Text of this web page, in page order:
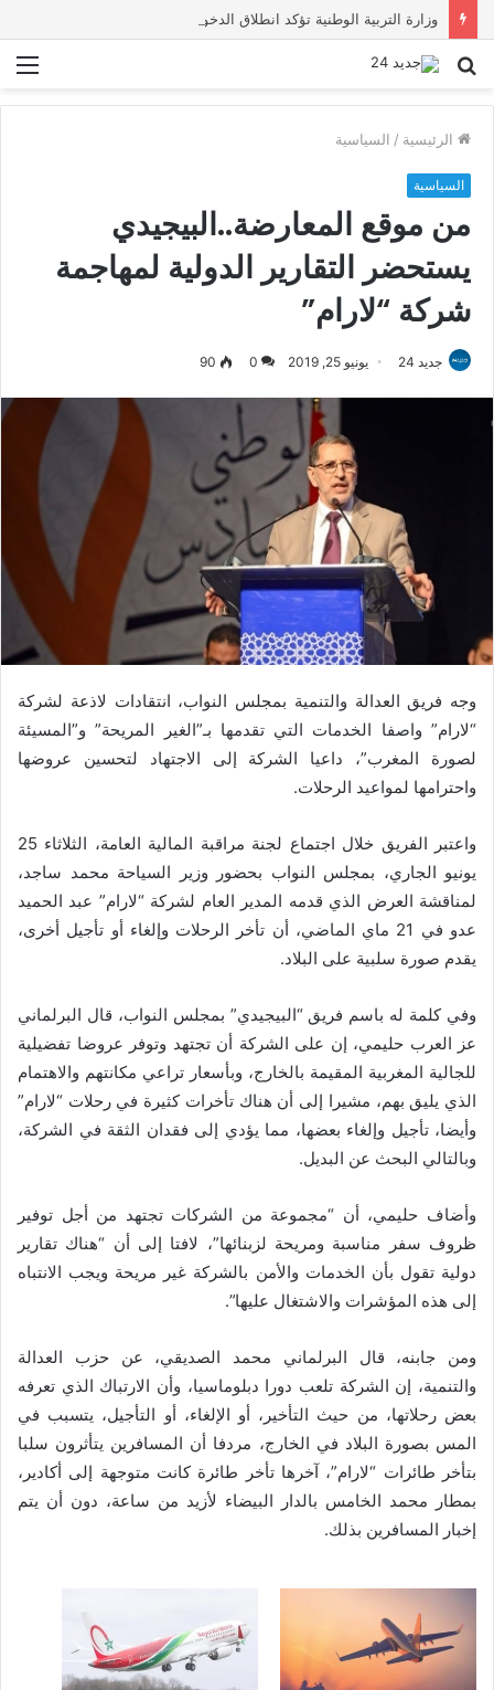
بحث
الرئيسية / السياسية
السياسية
من موقع المعارضة..البيجيدي
يستحضر التقارير الدولية لمهاجمة
شركة “لارام”
جديد 24 يونيو 25, 2019 0
90
وجه فريق العدالة والتنمية بمجلس النواب، انتقادات لاذعة لشركة
“لارام” واصفا الخدمات التي تقدمها بـ”الغير المريحة” و”المسيئة
لصورة المغرب”، داعيا الشركة إلى الاجتهاد لتحسين عروضها
واحترامها لمواعيد الرحلات.
واعتبر الفريق خلال اجتماع لجنة مراقبة المالية العامة، الثلاثاء 25
يونيو الجاري، بمجلس النواب بحضور وزير السياحة محمد ساجد،
لمناقشة العرض الذي قدمه المدير العام لشركة “لارام” عبد الحميد
عدو في 21 ماي الماضي، أن تأخر الرحلات وإلغاء أو تأجيل أخرى،
يقدم صورة سلبية على البلاد.
وفي كلمة له باسم فريق “البيجيدي” بمجلس النواب، قال البرلماني
عز العرب حليمي، إن على الشركة أن تجتهد وتوفر عروضا تفضيلية
للجالية المغربية المقيمة بالخارج، وبأسعار تراعي مكانتهم والاهتمام
الذي يليق بهم، مشيرا إلى أن هناك تأخرات كثيرة في رحلات “لارام”
وأيضا، تأجيل وإلغاء بعضها، مما يؤدي إلى فقدان الثقة في الشركة،
وبالتالي البحث عن البديل.
وأضاف حليمي، أن “مجموعة من الشركات تجتهد من أجل توفير
ظروف سفر مناسبة ومريحة لزبنائها”، لافتا إلى أن “هناك تقارير
دولية تقول بأن الخدمات والأمن بالشركة غير مريحة ويجب الانتباه
إلى هذه المؤشرات والاشتغال عليها”.
ومن جابنه، قال البرلماني محمد الصديقي، عن حزب العدالة
والتنمية، إن الشركة تلعب دورا دبلوماسيا، وأن الارتباك الذي تعرفه
بعض رحلاتها، من حيث التأخير، أو الإلغاء، أو التأجيل، يتسبب في
المس بصورة البلاد في الخارج، مردفا أن المسافرين يتأثرون سلبا
بتأخر طائرات “لارام”، آخرها تأخر طائرة كانت متوجهة إلى أكادير،
بمطار محمد الخامس بالدار البيضاء لأزيد من ساعة، دون أن يتم
إخبار المسافرين بذلك.